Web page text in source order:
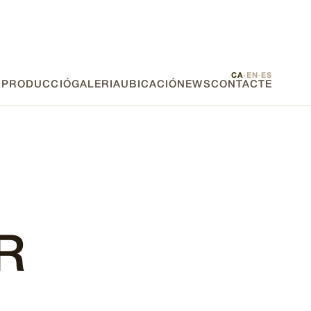
CA· EN· ES
GALERIAUBICACIÓ NEWSCONTACTE